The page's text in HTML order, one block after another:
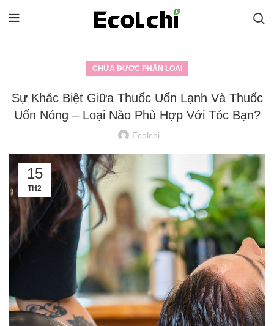
CHƯA ĐƯỢC PHÂN LOẠI
Sự Khác Biệt Giữa Thuốc Uốn Lạnh Và Thuốc
Uốn Nóng – Loại Nào Phù Hợp Với Tóc Bạn?
Ecolchi
15
TH2